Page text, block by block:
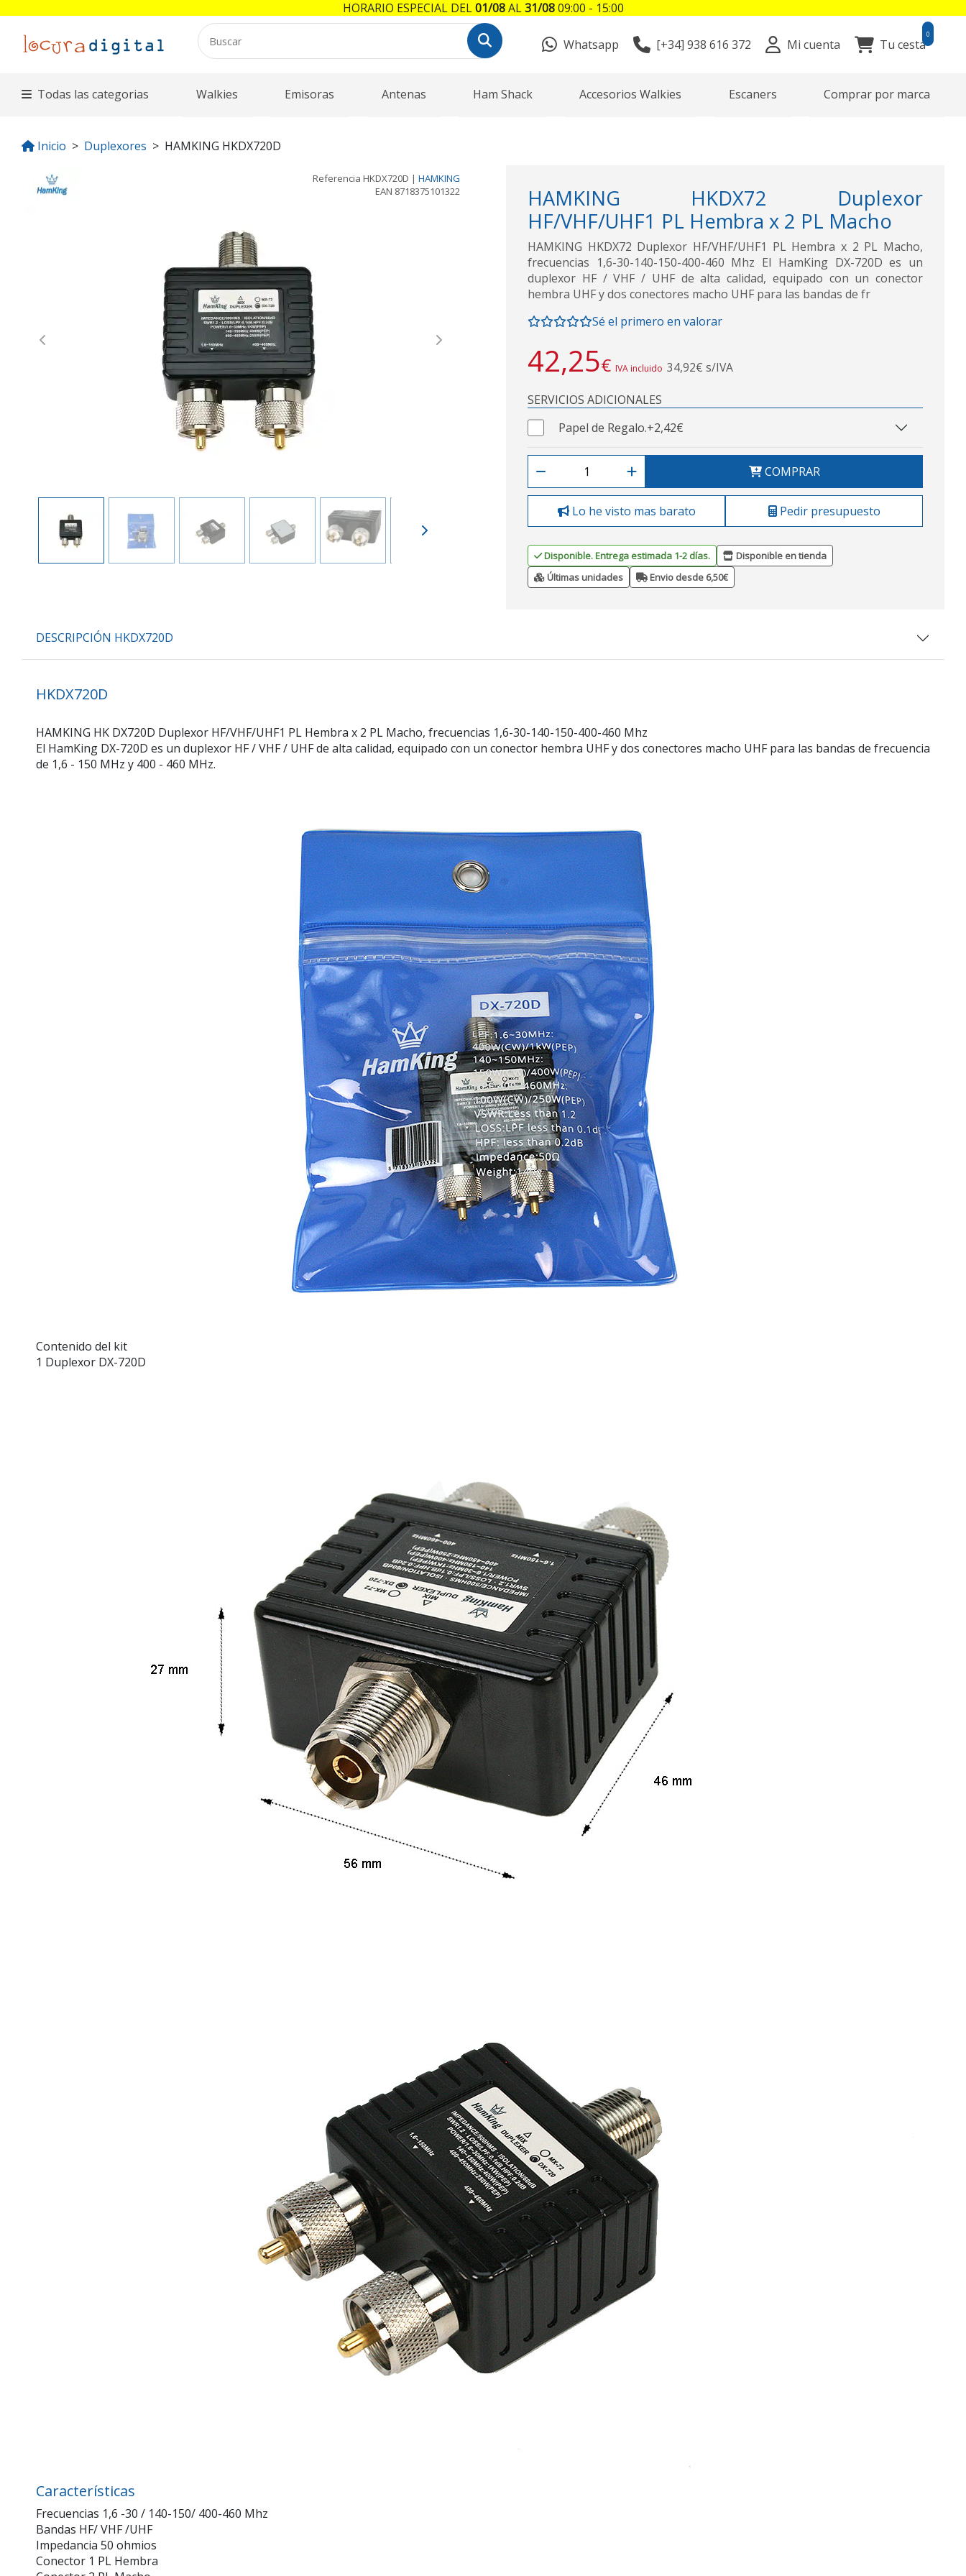
Whatsapp [+34] 938 616 372 Mi cuenta Tu cesta
0
Todas las categorias Walkies Emisoras Antenas Ham Shack Accesorios Walkies Escaners Comprar por marca
Inicio Duplexores HAMKING HKDX720D
Referencia HKDX720D | HAMKING
EAN 8718375101322
Previous Next
HAMKING HKDX72 Duplexor
HF/VHF/UHF1 PL Hembra x 2 PL Macho
HAMKING HKDX72 Duplexor HF/VHF/UHF1 PL Hembra x 2 PL Macho,
frecuencias 1,6-30-140-150-400-460 Mhz El HamKing DX-720D es un
duplexor HF / VHF / UHF de alta calidad, equipado con un conector
hembra UHF y dos conectores macho UHF para las bandas de fr
Sé el primero en valorar
42,25€ IVA incluido 34,92€ s/IVA
SERVICIOS ADICIONALES
Papel de Regalo.+2,42€
COMPRAR
Lo he visto mas barato Pedir presupuesto
Disponible. Entrega estimada 1-2 días.
Disponible en tienda
Últimas unidades
Envio desde 6,50€
DESCRIPCIÓN HKDX720D
HKDX720D
HAMKING HK DX720D Duplexor HF/VHF/UHF1 PL Hembra x 2 PL Macho, frecuencias 1,6-30-140-150-400-460 Mhz
El HamKing DX-720D es un duplexor HF / VHF / UHF de alta calidad, equipado con un conector hembra UHF y dos conectores macho UHF para las bandas de frecuencia
de 1,6 - 150 MHz y 400 - 460 MHz.
Contenido del kit
1 Duplexor DX-720D
Características
Frecuencias 1,6 -30 / 140-150/ 400-460 Mhz
Bandas HF/ VHF /UHF
Impedancia 50 ohmios
Conector 1 PL Hembra
HORARIO ESPECIAL DEL01/08AL31/0809:00 - 15:00